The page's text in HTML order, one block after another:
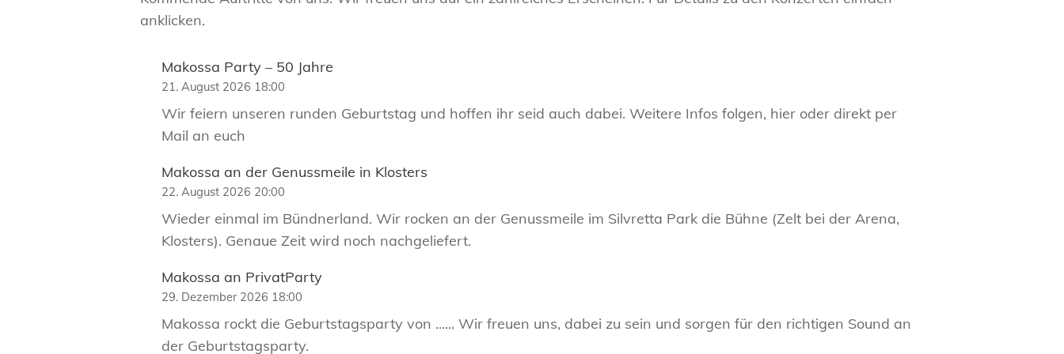
anklicken.
Makossa Party – 50 Jahre
21. August 2026 18:00
Wir feiern unseren runden Geburtstag und hoffen ihr seid auch dabei. Weitere Infos folgen, hier oder direkt per
Mail an euch
Makossa an der Genussmeile in Klosters
22. August 2026 20:00
Wieder einmal im Bündnerland. Wir rocken an der Genussmeile im Silvretta Park die Bühne (Zelt bei der Arena,
Klosters). Genaue Zeit wird noch nachgeliefert.
Makossa an PrivatParty
29. Dezember 2026 18:00
Makossa rockt die Geburtstagsparty von ...... Wir freuen uns, dabei zu sein und sorgen für den richtigen Sound an
der Geburtstagsparty.